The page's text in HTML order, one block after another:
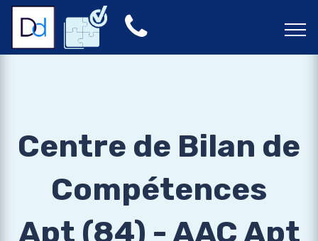
Centre de Bilan de
Compétences
Apt (84) - AAC Apt